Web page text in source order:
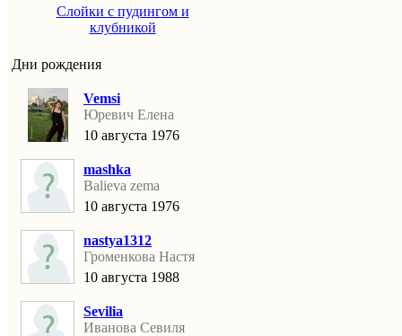
Слойки с пудингом и
клубникой
Дни рождения
Vemsi
Юревич Елена
10 августа 1976
mashka
Balieva zema
10 августа 1976
nastya1312
Громенкова Настя
10 августа 1988
Sevilia
Иванова Севиля